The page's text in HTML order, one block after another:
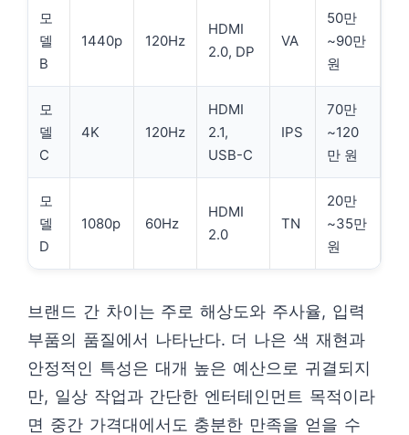
모
델
B
1440p 120Hz
HDMI
2.0, DP
VA
50만
~90만
원
모
델
C
4K 120Hz
HDMI
2.1,
USB-C
IPS
70만
~120
만 원
모
델
D
1080p 60Hz
HDMI
2.0
TN
20만
~35만
원
브랜드 간 차이는 주로 해상도와 주사율, 입력
부품의 품질에서 나타난다. 더 나은 색 재현과
안정적인 특성은 대개 높은 예산으로 귀결되지
만, 일상 작업과 간단한 엔터테인먼트 목적이라
면 중간 가격대에서도 충분한 만족을 얻을 수